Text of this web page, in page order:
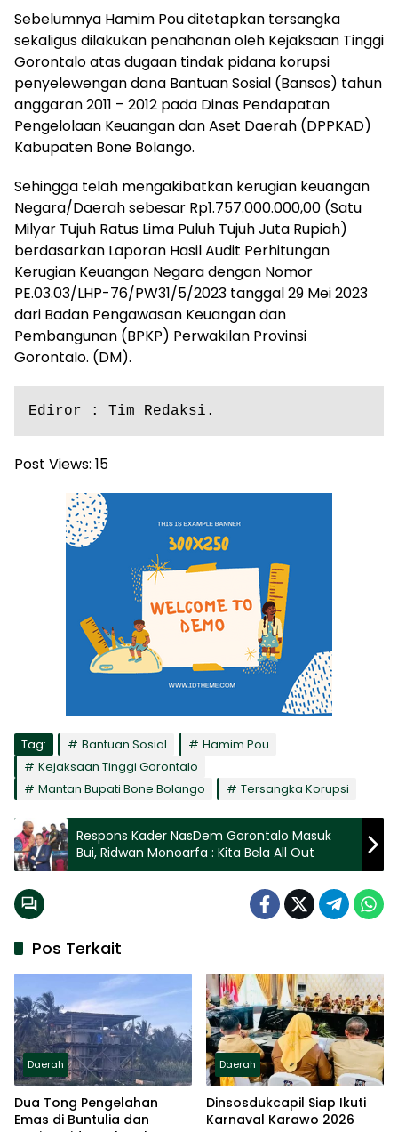
Sebelumnya Hamim Pou ditetapkan tersangka
sekaligus dilakukan penahanan oleh Kejaksaan Tinggi
Gorontalo atas dugaan tindak pidana korupsi
penyelewengan dana Bantuan Sosial (Bansos) tahun
anggaran 2011 – 2012 pada Dinas Pendapatan
Pengelolaan Keuangan dan Aset Daerah (DPPKAD)
Kabupaten Bone Bolango.
Sehingga telah mengakibatkan kerugian keuangan
Negara/Daerah sebesar Rp1.757.000.000,00 (Satu
Milyar Tujuh Ratus Lima Puluh Tujuh Juta Rupiah)
berdasarkan Laporan Hasil Audit Perhitungan
Kerugian Keuangan Negara dengan Nomor
PE.03.03/LHP-76/PW31/5/2023 tanggal 29 Mei 2023
dari Badan Pengawasan Keuangan dan
Pembangunan (BPKP) Perwakilan Provinsi
Gorontalo. (DM).
Ediror : Tim Redaksi.
Post Views: 15
Tag: Bantuan Sosial
Hamim Pou
Kejaksaan Tinggi Gorontalo
Mantan Bupati Bone Bolango
Tersangka Korupsi
Respons Kader NasDem Gorontalo Masuk
Bui, Ridwan Monoarfa : Kita Bela All Out
Pos Terkait
Daerah
Dua Tong Pengelahan
Emas di Buntulia dan
Daerah
Dinsosdukcapil Siap Ikuti
Karnaval Karawo 2026